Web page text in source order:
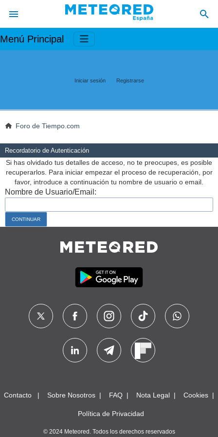
Menú Principal
Iniciar sesión Registrarse
Foro de Tiempo.com
Recordatorio de Autenticación
Si has olvidado tus detalles de acceso, no te preocupes, es posible
recuperarlos. Para iniciar empezar el proceso de recuperación, por
favor, introduce a continuación tu nombre de usuario o email.
Nombre de Usuario/Email:
Contacto Sobre Nosotros FAQ Nota Legal Cookies
Política de Privacidad
© 2024 Meteored. Todos los derechos reservados